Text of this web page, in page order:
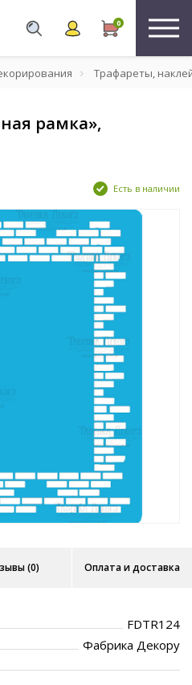
0
Трафареты,
рамка»,
Есть в наличии
(0) Оплата и доставка
FDTR124
Фабрика Декору